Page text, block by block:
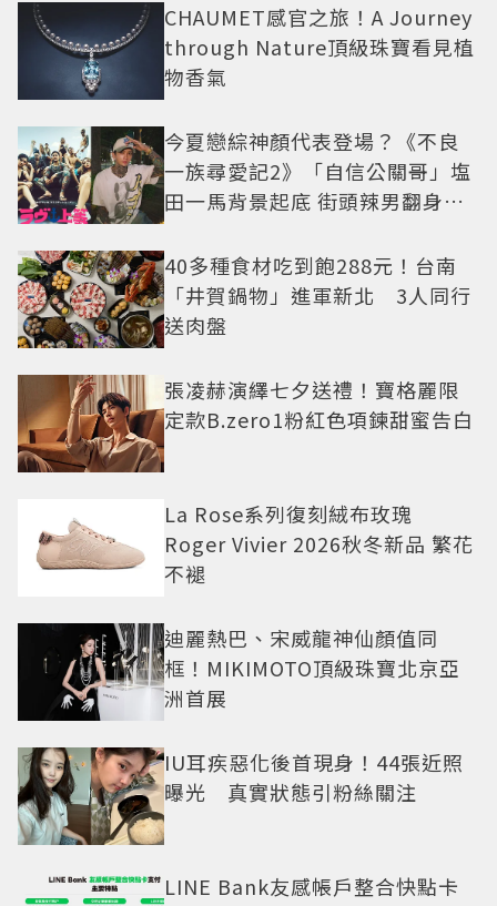
CHAUMET感官之旅！A Journey
through Nature頂級珠寶看見植
物香氣
今夏戀綜神顏代表登場？《不良
一族尋愛記2》「自信公關哥」塩
田一馬背景起底 街頭辣男翻身當
40多種食材吃到飽288元！台南
「井賀鍋物」進軍新北 3人同行
送肉盤
張凌赫演繹七夕送禮！寶格麗限
定款B.zero1粉紅色項鍊甜蜜告白
La Rose系列復刻絨布玫瑰
Roger Vivier 2026秋冬新品 繁花
不褪
迪麗熱巴、宋威龍神仙顏值同
框！MIKIMOTO頂級珠寶北京亞
洲首展
IU耳疾惡化後首現身！44張近照
曝光 真實狀態引粉絲關注
LINE Bank友感帳戶整合快點卡